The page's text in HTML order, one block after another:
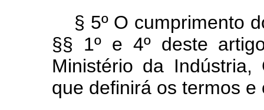
§ 5º O cumprimento
§§ 1º e 4º deste
Ministério da Indústria,
que definirá os termos